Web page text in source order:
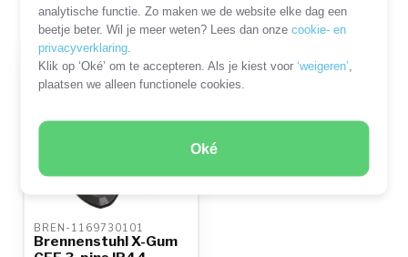
analytische functie. Zo maken we de website elke dag een
beetje beter. Wil je meer weten? Lees dan onzecookie- en
privacyverklaring
Klik op ‘Oké’ om te accepteren. Als je kiest voor‘weigeren’
plaatsen we alleen functionele cookies.
Oké
Filters SORTEER OP
BREN-1169730101
Brennenstuhl X-Gum